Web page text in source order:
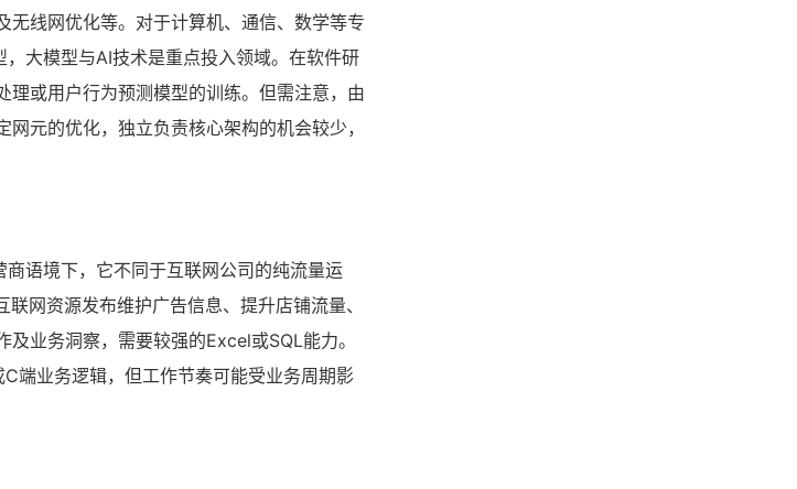
线网优化等。对于计算机、通信、数学等专
大模型与AI技术是重点投入领域。在软件研
或用户行为预测模型的训练。但需注意，由
元的优化，独立负责核心架构的机会较少，
语境下，它不同于互联网公司的纯流量运
网资源发布维护广告信息、提升店铺流量、
业务洞察，需要较强的Excel或SQL能力。
端业务逻辑，但工作节奏可能受业务周期影